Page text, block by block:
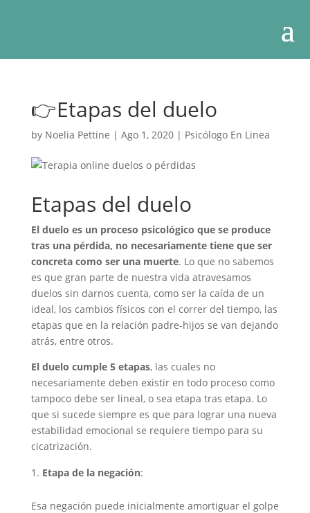
👉Etapas del duelo
by Noelia Pettine | Ago 1, 2020| Psicólogo En Linea
Etapas del duelo
El duelo es un proceso psicológico que se produce
tras una pérdida, no necesariamente tiene que ser
concreta como ser una muerte. Lo que no sabemos
es que gran parte de nuestra vida atravesamos
duelos sin darnos cuenta, como ser la caída de un
ideal, los cambios físicos con el correr del tiempo, las
etapas que en la relación padre-hijos se van dejando
atrás, entre otros.
El duelo cumple 5 etapas, las cuales no
necesariamente deben existir en todo proceso como
tampoco debe ser lineal, o sea etapa tras etapa. Lo
que si sucede siempre es que para lograr una nueva
estabilidad emocional se requiere tiempo para su
cicatrización.
Etapa de la negación:
Esa negación puede inicialmente amortiguar el golpe